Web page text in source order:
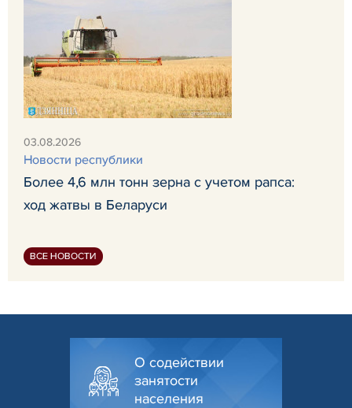
03.08.2026
Новости республики
Более 4,6 млн тонн зерна с учетом рапса:
ход жатвы в Беларуси
ВСЕ НОВОСТИ
О содействии
занятости
населения